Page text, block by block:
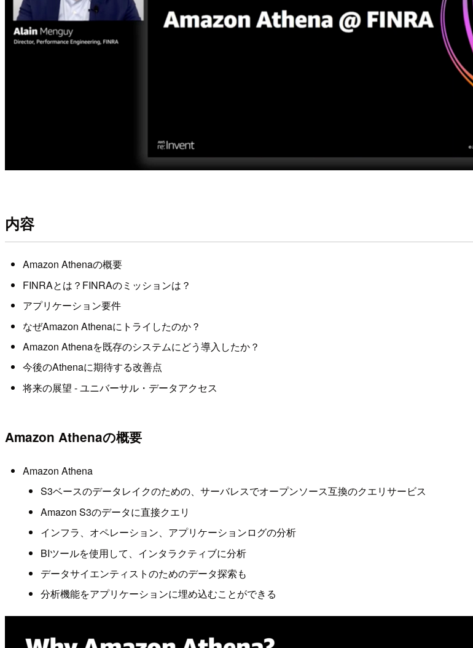
内容
Amazon Athenaの概要
FINRAとは？FINRAのミッションは？
アプリケーション要件
なぜAmazon Athenaにトライしたのか？
Amazon Athenaを既存のシステムにどう導入したか？
今後のAthenaに期待する改善点
将来の展望 - ユニバーサル・データアクセス
Amazon Athenaの概要
Amazon Athena
S3ベースのデータレイクのための、サーバレスでオープンソース互換のクエリサービス
Amazon S3のデータに直接クエリ
インフラ、オペレーション、アプリケーションログの分析
BIツールを使用して、インタラクティブに分析
データサイエンティストのためのデータ探索も
分析機能をアプリケーションに埋め込むことができる